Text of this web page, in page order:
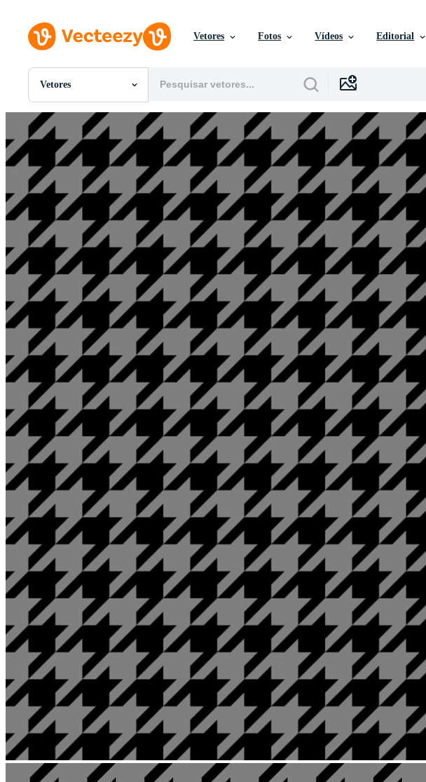
Vetores Fotos Vídeos Editorial
Vetores
Todas Imagens
PSDs
SVGs
Modelos
Vetores
Videos
Motion graphics
Imagens Editoriais
Eventos Editoriais